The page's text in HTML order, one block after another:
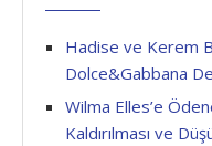
Hadise ve Kerem
Dolce&Gabbana
Wilma Elles’e
Kaldırılması ve